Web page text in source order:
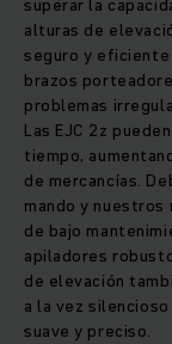
alturas de
seguro y eficiente
brazos
problemas
Las EJC 2z
tiempo,
de mercancías.
mando y
de bajo
apiladores
de elevación
a la vez
suave y preciso.